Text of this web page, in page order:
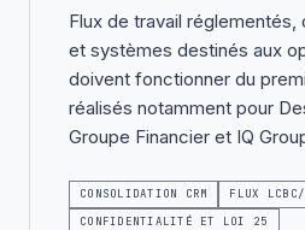
Flux de travail
et systèmes destinés aux
doivent fonctionner du
réalisés notamment pour
Groupe Financier et IQ
CONSOLIDATION CRM
FLUX LCBC/
CONFIDENTIALITÉ ET LOI 25